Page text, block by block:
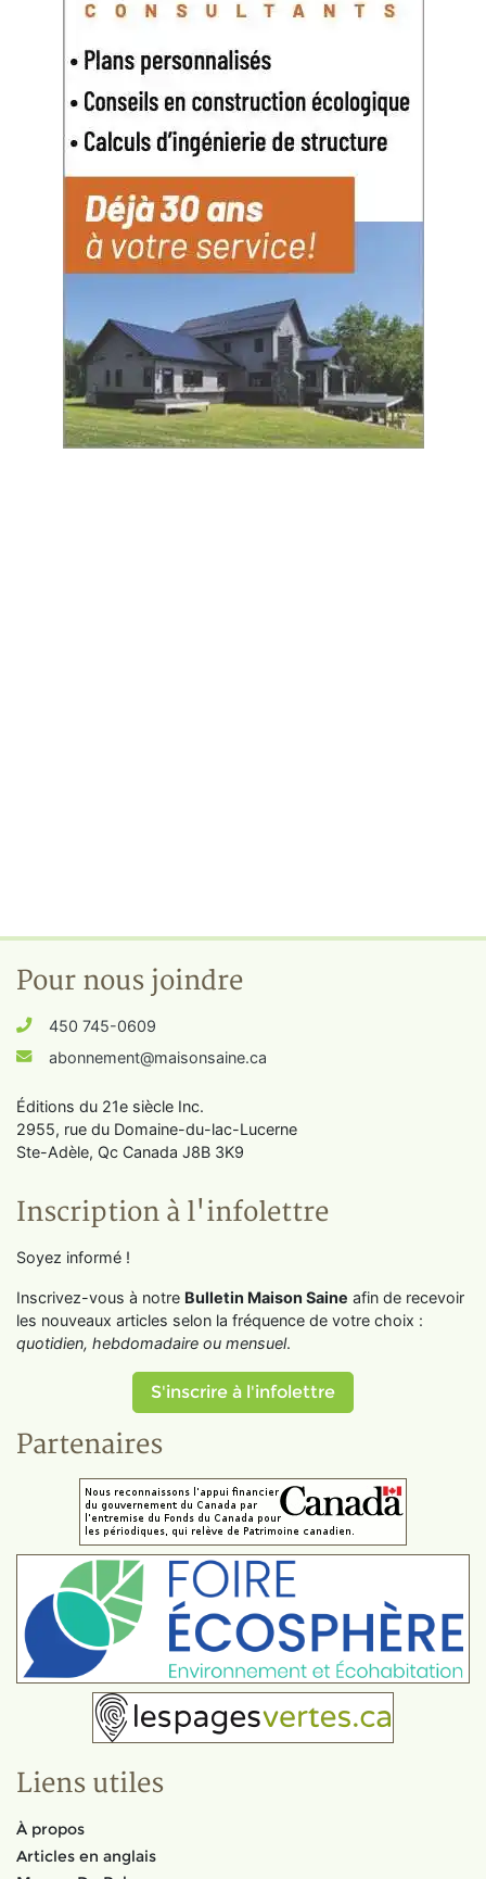
Pour nous joindre
450 745-0609
abonnement@maisonsaine.ca
Éditions du 21e siècle Inc.
2955, rue du Domaine-du-lac-Lucerne
Ste-Adèle, Qc Canada J8B 3K9
Inscription à l'infolettre
Soyez informé !
Inscrivez-vous à notre Bulletin Maison Saine afin de recevoir
les nouveaux articles selon la fréquence de votre choix :
quotidien, hebdomadaire ou mensuel.
S'inscrire à l'infolettre
Partenaires
Liens utiles
À propos
Articles en anglais